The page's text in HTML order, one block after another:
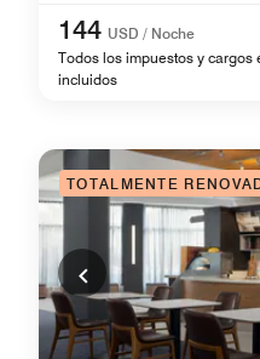
144 USD / Noche
Todos los impuestos y cargos
incluidos
TOTALMENTE